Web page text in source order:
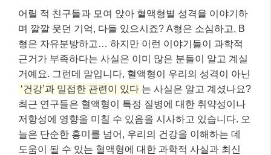
어릴 적 친구들과 모여 앉아 혈액형별 성격을 이야기하
며 깔깔 웃던 기억, 다들 있으시죠? A형은 소심하고, B
형은 자유분방하고… 하지만 이런 이야기들이 과학적
근거가 부족하다는 사실은 이미 많은 분들이 알고 계실
거예요. 그런데 말입니다, 혈액형이 우리의 성격이 아닌
‘건강’과 밀접한 관련이 있다 는 사실은 알고 계셨나요?
최근 연구들은 혈액형이 특정 질병에 대한 취약성이나
저항성에 영향을 미칠 수 있음을 시사하고 있습니다. 오
늘은 단순한 흥미를 넘어, 우리의 건강을 이해하는 데
도움이 될 수 있는 혈액형에 대한 과학적 사실과 최신